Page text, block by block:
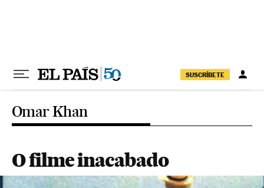
SUSCRÍBETE
Omar Khan
O filme inacabado